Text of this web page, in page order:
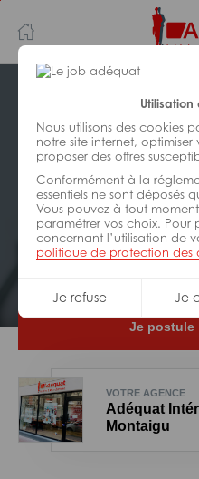
Utilisation
Nous utilisons des cookies
notre site internet,
proposer des offres
Conformément à la
essentiels ne sont déposés
Vous pouvez à tout
paramétrer vos choix. Pour
concernant l’utilisation de
politique de protection des
Je refuse Je
au
contenu
principal
navigation
INDUSTRIE/
TRANSFORMATION
Réf : 0BT-323287
Menuisier H/F
Interim Montaigu-
Je postule
VOTRE AGENCE
Adéquat
Montaigu